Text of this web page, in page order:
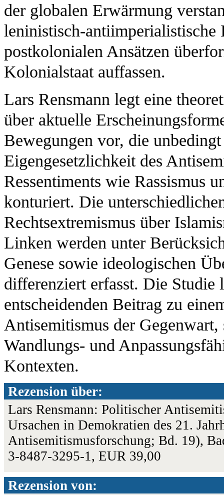
der globalen Erwärmung
leninistisch-
postkolonialen Ansätzen
Kolonialstaat auffassen.
Lars Rensmann legt eine
über aktuelle
Bewegungen vor, die
Eigengesetzlichkeit des
Ressentiments wie Rassismus
konturiert. Die
Rechtsextremismus über
Linken werden unter
Genese sowie ideologischen
differenziert erfasst. Die
entscheidenden Beitrag zu
Antisemitismus der
Wandlungs- und
Kontexten.
Rezension über:
Lars Rensmann: Politischer
Ursachen in Demokratien des 21.
Antisemitismusforschung; Bd. 19),
3-8487-3295-1, EUR 39,00
Rezension von: